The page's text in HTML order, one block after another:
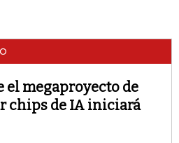
el megaproyecto de
chips de IA iniciará